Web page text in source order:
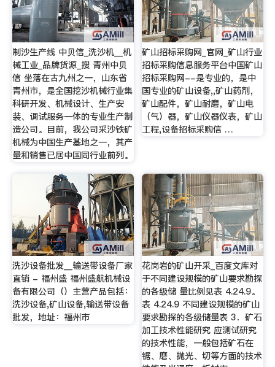
制沙生产线 中贝信_洗沙机__机
械工业_品牌货源_搜 青州中贝
信 坐落在古九州之一，山东省
青州市，是全国挖沙机械行业集
科研开发、机械设计、生产安
装、调试服务一体的专业生产制
造公司。目前，我公司采沙铁矿
机械为中国生产基地之一，其产
量和销售已居中国同行业前列。
矿山招标采购网_官网_矿山行业
招标采购信息服务平台中国矿山
招标采购网--是专业的，是中
国专业的矿山设备,,矿山药剂，
矿山配件，矿山耐磨，矿山电
（气）器，矿山仪器仪表，矿山
工程,设备招标采购信 …
洗沙设备批发__输送带设备厂家
直销 - 福州盛 福州盛航机械设
备有限公司（）主营产品包括：
洗沙设备,矿山设备,输送带设备
批发，地址：福州市
花岗岩的矿山开采_百度文库对
于不同建设规模的矿山要求勘探
的各级储 量比例见表 4.24.9。
表 4.24.9 不同建设规模的矿山
要求勘探的各级储量表 3．矿石
加工技术性能研究 应测试研究
的技术性能，一般包括矿石在
锯、磨、抛光、切等方面的技术